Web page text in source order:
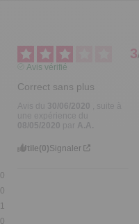
0
0
1
0
3
Avis vérifié
Correct sans plus
30/06/2020
A.A.
Utile(0)Signaler